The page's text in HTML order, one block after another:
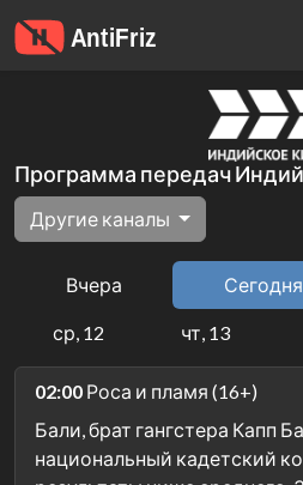
Программа передач
Другие каналы
Вчера Сегодня
ср, 12 чт, 13
02:00 Роса и пламя (16+)
Бали, брат гангстера Капп
национальный кадетский